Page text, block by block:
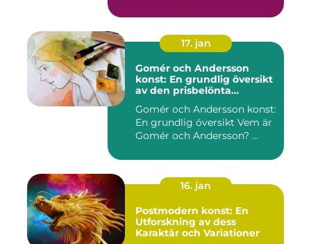
17. jan
Gomér och Andersson
konst: En grundlig översikt
av den prisbelönta
Gomér och Andersson konst:
En grundlig översikt Vem är
Gomér och Andersson? ...
16. jan
Postmodern konst: En
Utforskning av dess
Karaktär och Variationer